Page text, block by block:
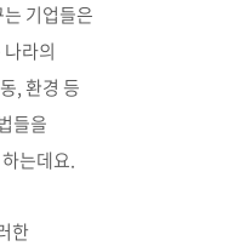
기업들은
라의
, 환경 등
들을
는데요.
한